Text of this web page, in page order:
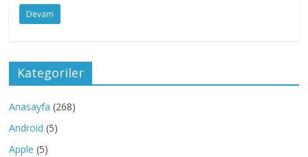
Devam
Kategoriler
Anasayfa (268)
Android (5)
Apple (5)